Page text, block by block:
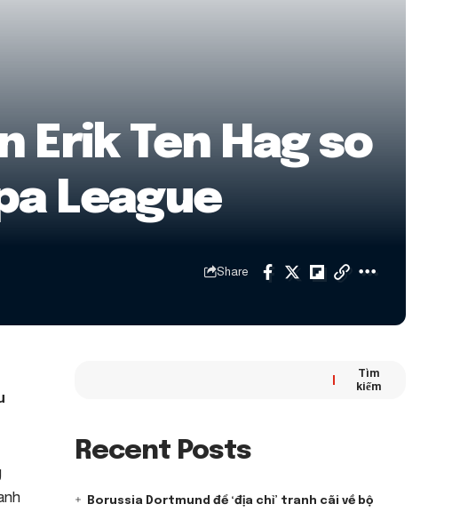
Erik Ten Hag so
League
Share
Tìm
kiếm
Recent Posts
Borussia Dortmund để ‘địa chỉ’ tranh cãi về bộ